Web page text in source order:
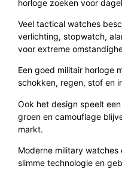
horloge zoeken voor
Veel tactical watches
verlichting, stopwatch,
voor extreme
Een goed militair horloge
schokken, regen, stof en
Ook het design speelt
groen en camouflage
markt.
Moderne military
slimme technologie en